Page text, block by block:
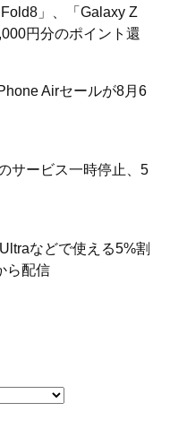
」、「Galaxy Z
円分のポイント還
Airセールが8月6
サービス一時停止、5
などで使える5%割
ら配信